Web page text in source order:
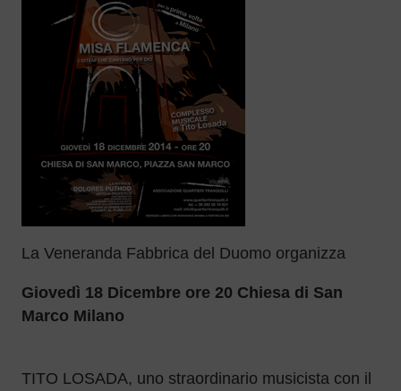
La Veneranda Fabbrica del Duomo organizza
Giovedì 18 Dicembre ore 20 Chiesa di San
Marco Milano
TITO LOSADA, uno straordinario musicista con il